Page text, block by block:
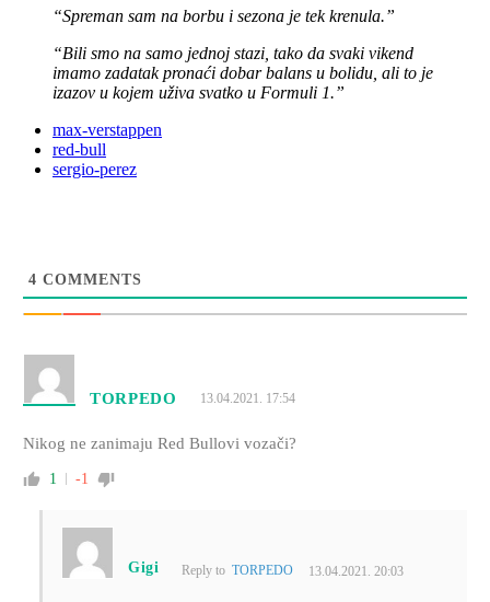
“Spreman sam na borbu i sezona je tek krenula.”
“Bili smo na samo jednoj stazi, tako da svaki vikend
imamo zadatak pronaći dobar balans u bolidu, ali to je
izazov u kojem uživa svatko u Formuli 1.”
max-verstappen
red-bull
sergio-perez
4 COMMENTS
TORPEDO 13.04.2021. 17:54
Nikog ne zanimaju Red Bullovi vozači?
1 -1
Gigi Reply to TORPEDO 13.04.2021. 20:03